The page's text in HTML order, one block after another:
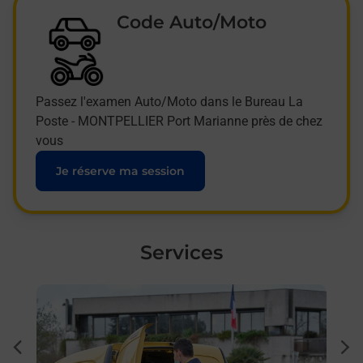
Code Auto/Moto
Passez l'examen Auto/Moto dans le Bureau La
Poste - MONTPELLIER Port Marianne près de chez
vous
Je réserve ma session
Services
En savoir plus